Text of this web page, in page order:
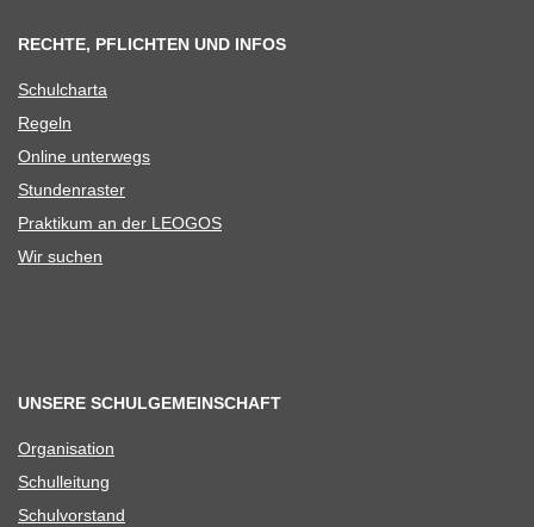
RECHTE, PFLICHTEN UND INFOS
Schul­charta
Regeln
Online unter­wegs
Stun­den­ras­ter
Prak­ti­kum an der LEOGOS
Wir suchen
UNSERE SCHULGEMEINSCHAFT
Orga­ni­sa­tion
Schul­lei­tung
Schul­vor­stand